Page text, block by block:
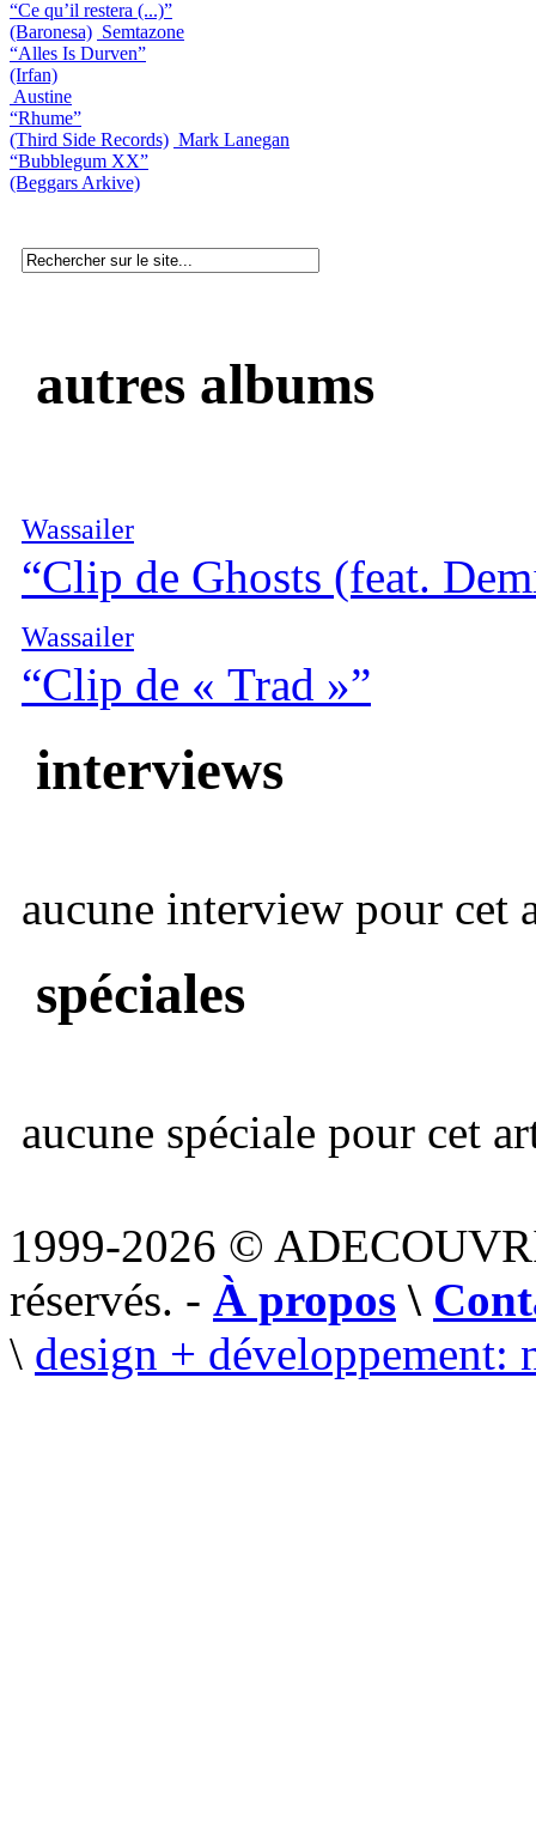
“Ce qu’il restera (...)”
(Baronesa) Semtazone
“Alles Is Durven”
(Irfan)
Austine
“Rhume”
(Third Side Records) Mark Lanegan
“Bubblegum XX”
(Beggars Arkive)
autres albums
Wassailer
“Clip de Ghosts (feat.
Wassailer
“Clip de « Trad »”
interviews
aucune interview pour cet
spéciales
aucune spéciale pour cet
1999-2026 ©
réservés. - À propos \
\ design + développement: